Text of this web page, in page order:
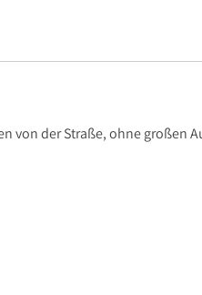
von der Straße, ohne großen